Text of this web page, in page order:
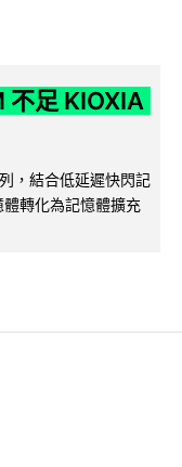
不足 KIOXIA
，結合低延遲快閃記
體轉化為記憶體擴充